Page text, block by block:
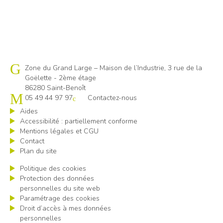
Cap emploi 86
Zone du Grand Large – Maison de l’Industrie, 3 rue de la
Goëlette - 2ème étage
86280 Saint-Benoît
05 49 44 97 97
Contactez-nous
Aides
Accessibilité : partiellement conforme
Mentions légales et CGU
Contact
Plan du site
Politique des cookies
Protection des données
personnelles du site web
Paramétrage des cookies
Droit d’accès à mes données
personnelles